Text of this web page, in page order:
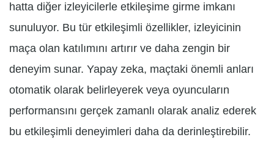
hatta diğer izleyicilerle etkileşime girme imkanı
sunuluyor. Bu tür etkileşimli özellikler, izleyicinin
maça olan katılımını artırır ve daha zengin bir
deneyim sunar. Yapay zeka, maçtaki önemli anları
otomatik olarak belirleyerek veya oyuncuların
performansını gerçek zamanlı olarak analiz ederek
bu etkileşimli deneyimleri daha da derinleştirebilir.